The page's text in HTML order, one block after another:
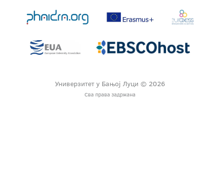
Универзитет у Бањој Луци © 2026
Сва права задржана